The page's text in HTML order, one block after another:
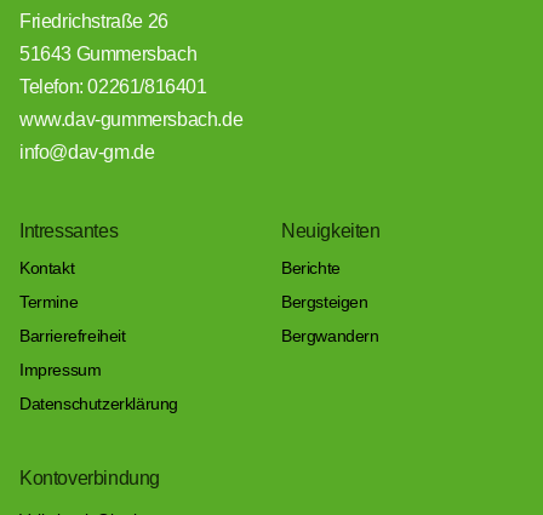
Friedrichstraße 26
51643 Gummersbach
Telefon: 02261/816401
www.dav-gummersbach.de
info@dav-gm.de
Intressantes
Kontakt
Termine
Barrierefreiheit
Impressum
Datenschutzerklärung
Neuigkeiten
Berichte
Bergsteigen
Bergwandern
Kontoverbindung